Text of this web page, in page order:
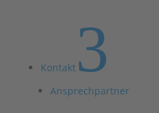
Kontakt3
Ansprechpartner